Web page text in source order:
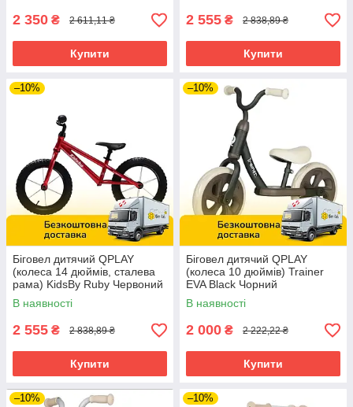
2 350 ₴ 2 611,11 ₴
Купити
2 555 ₴ 2 838,89 ₴
Купити
–10%
Біговел дитячий QPLAY
(колеса 14 дюймів, сталева
рама) KidsBy Ruby Червоний
В наявності
2 555 ₴ 2 838,89 ₴
Купити
–10%
Біговел дитячий QPLAY
(колеса 10 дюймів) Trainer
EVA Black Чорний
В наявності
2 000 ₴ 2 222,22 ₴
Купити
–10% –10%